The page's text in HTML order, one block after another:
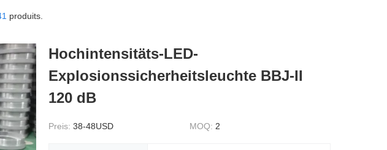
produits.
Hochintensitäts-LED-
Explosionssicherheitsleuchte BBJ-II
120 dB
Preis: 38-48USD MOQ: 2